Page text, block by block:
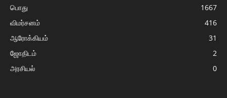
பொது
1667
விமர்சனம்
416
ஆரோக்கியம்
31
ஜோதிடம்
2
அரசியல்
0